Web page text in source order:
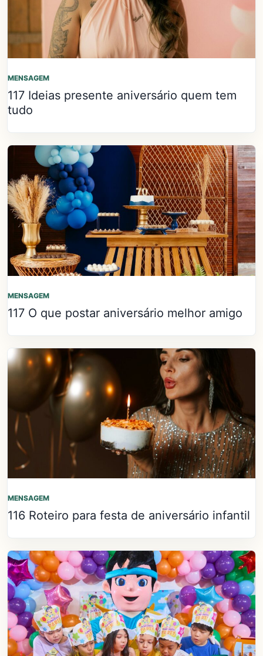
MENSAGEM
117 Ideias presente aniversário quem tem
tudo
MENSAGEM
117 O que postar aniversário melhor amigo
MENSAGEM
116 Roteiro para festa de aniversário infantil